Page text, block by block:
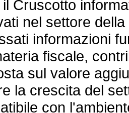
nel settore
informazioni
fiscale,
sul valore
la crescita del
con